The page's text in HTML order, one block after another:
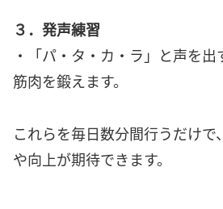
３．発声練習
・「パ・タ・カ・ラ」と声を
筋肉を鍛えます。
これらを毎日数分間行うだけ
や向上が期待できます。